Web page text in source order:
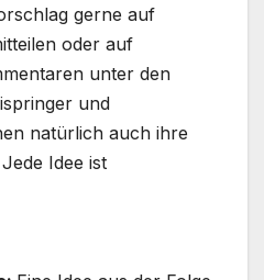
gerne auf
oder auf
unter den
und
natürlich auch ihre
Idee ist